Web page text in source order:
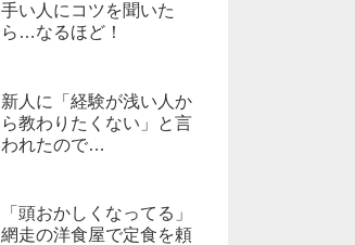
手い人にコツを聞いた
ら…なるほど！
新人に「経験が浅い人か
ら教わりたくない」と言
われたので…
「頭おかしくなってる」
網走の洋食屋で定食を頼